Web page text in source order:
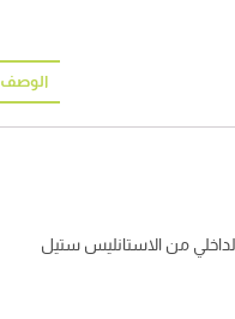
الوصف
من الاستانليس ستيل